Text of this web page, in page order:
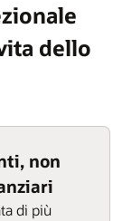
dello
non
di più